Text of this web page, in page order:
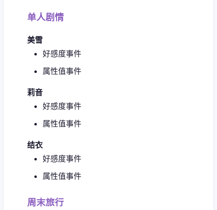
单人剧情
美雪
好感度事件
属性值事件
莉音
好感度事件
属性值事件
结衣
好感度事件
属性值事件
周末旅行